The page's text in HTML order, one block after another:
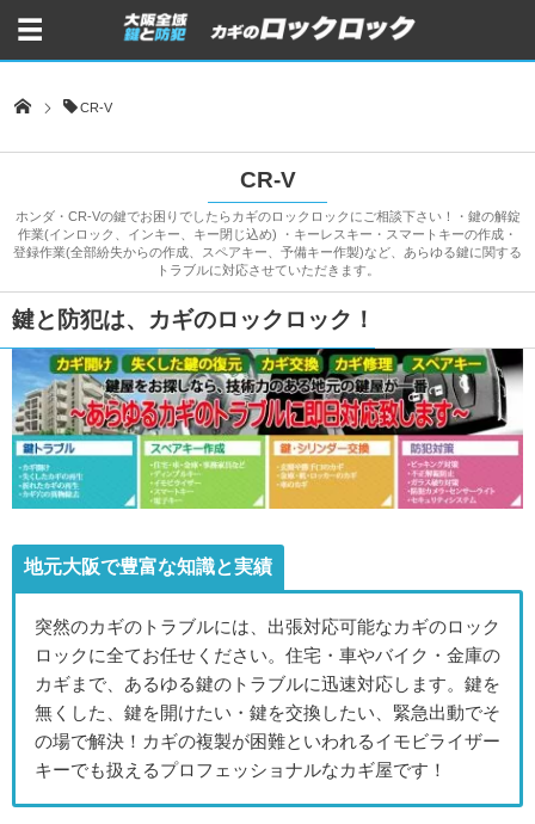
CR-V
CR-V
ホンダ・CR-Vの鍵でお困りでしたらカギのロックロックにご相談下さい！・鍵の解錠
作業(インロック、インキー、キー閉じ込め) ・キーレスキー・スマートキーの作成・
登録作業(全部紛失からの作成、スペアキー、予備キー作製)など、あらゆる鍵に関する
トラブルに対応させていただきます。
鍵と防犯は、カギのロックロック！
地元大阪で豊富な知識と実績
突然のカギのトラブルには、出張対応可能なカギのロック
ロックに全てお任せください。住宅・車やバイク・金庫の
カギまで、あるゆる鍵のトラブルに迅速対応します。鍵を
無くした、鍵を開けたい・鍵を交換したい、緊急出動でそ
の場で解決！カギの複製が困難といわれるイモビライザー
キーでも扱えるプロフェッショナルなカギ屋です！